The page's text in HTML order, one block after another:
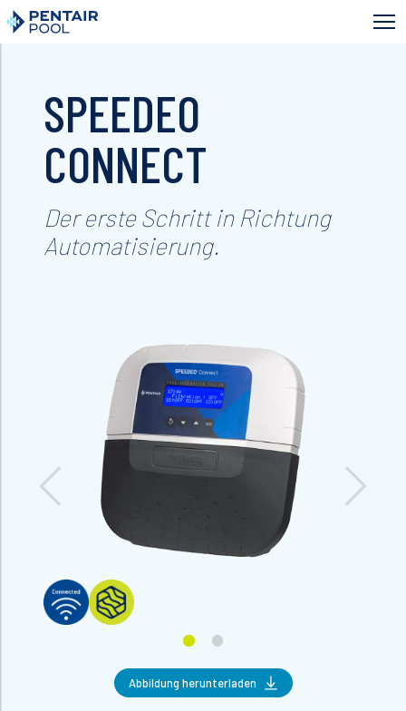
Direkt
zum
Inhalt
SPEEDEO
CONNECT
Der erste Schritt in Richtung
Automatisierung.
Abbildung herunterladen